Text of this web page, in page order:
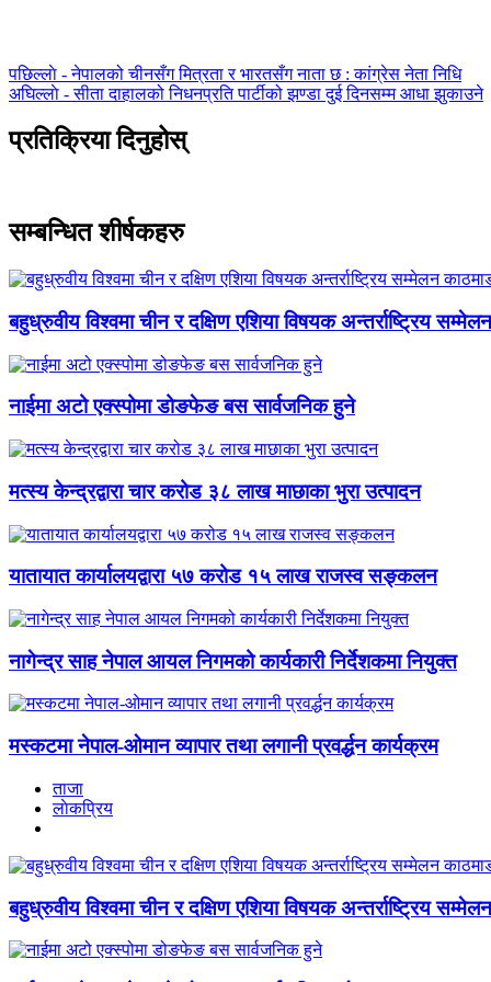
पछिल्लाे -नेपालको चीनसँग मित्रता र भारतसँग नाता छ : कांग्रेस नेता निधि
अघिल्लाे -सीता दाहालको निधनप्रति पार्टीको झण्डा दुई दिनसम्म आधा झुकाउने
प्रतिक्रिया दिनुहोस्
सम्बन्धित शीर्षकहरु
बहुध्रुवीय विश्वमा चीन र दक्षिण एशिया विषयक अन्तर्राष्ट्रिय
नाईमा अटो एक्स्पोमा डोङफेङ बस सार्वजनिक हुने
मत्स्य केन्द्रद्वारा चार करोड ३८ लाख माछाका भुरा उत्पादन
यातायात कार्यालयद्वारा ५७ करोड १५ लाख राजस्व सङ्कलन
नागेन्द्र साह नेपाल आयल निगमको कार्यकारी निर्देशकमा नियुक्त
मस्कटमा नेपाल-ओमान व्यापार तथा लगानी प्रवर्द्धन कार्यक्रम
ताजा
लाेकप्रिय
बहुध्रुवीय विश्वमा चीन र दक्षिण एशिया विषयक अन्तर्राष्ट्रिय